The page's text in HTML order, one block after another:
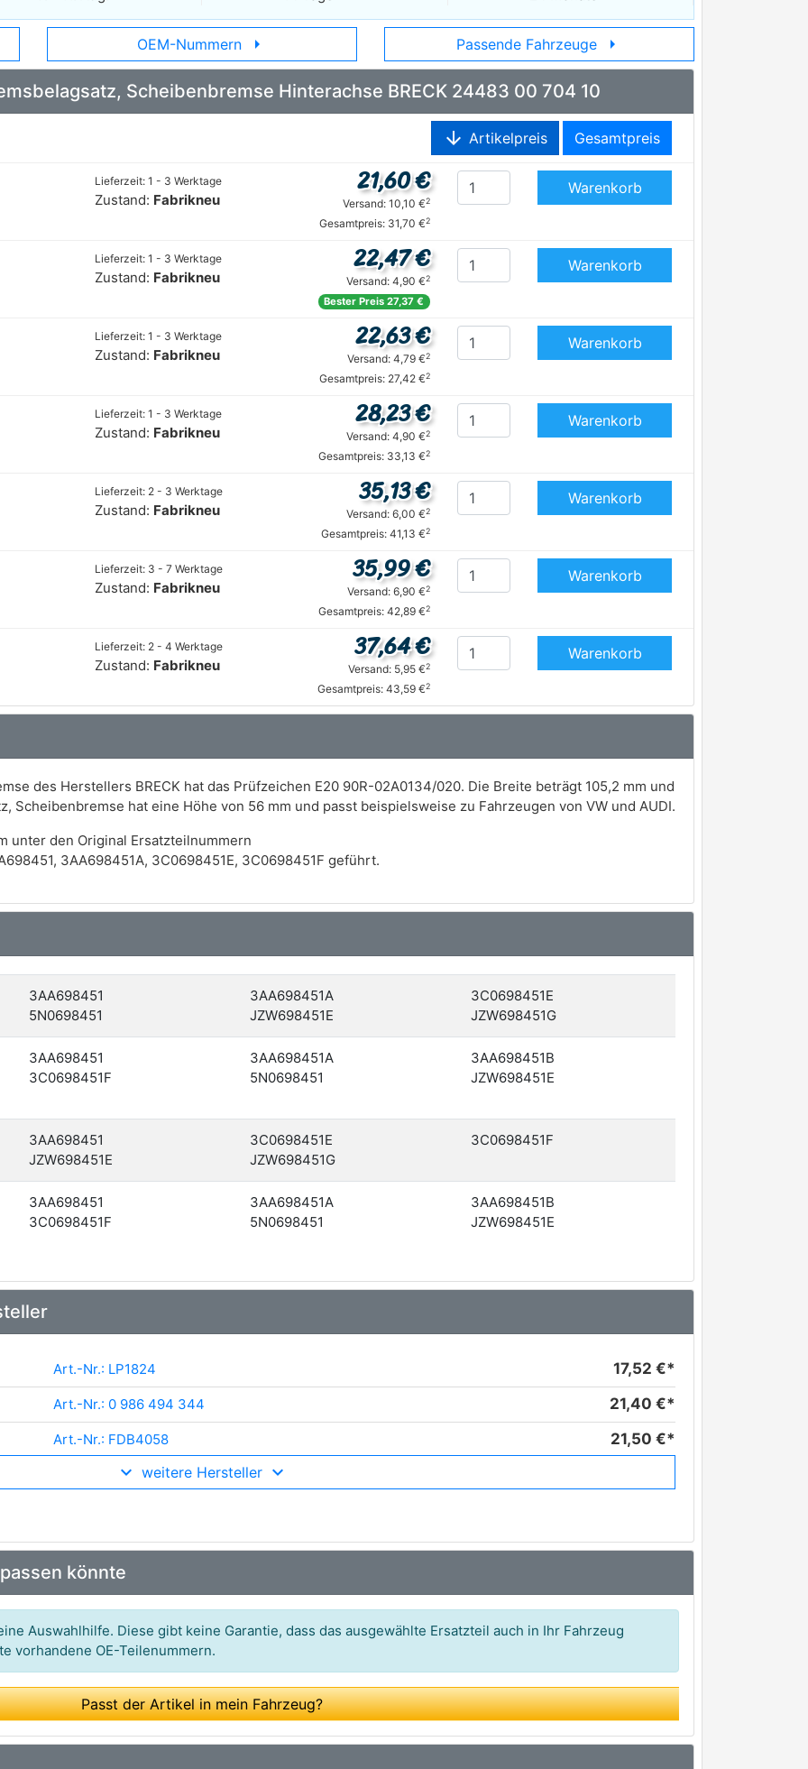
OEM-Nummern arrow_right Passende Fahrzeuge arrow_right
Scheibenbremse Hinterachse BRECK 24483 00 704 10
arrow_downward Artikelpreis Gesamtpreis
Lieferzeit: 1 - 3 Werktage
Zustand: Fabrikneu
21,60 €
Versand: 10,10 €2
Gesamtpreis: 31,70 €2
Warenkorb
Lieferzeit: 1 - 3 Werktage
Zustand: Fabrikneu
22,47 €
Versand: 4,90 €2
Bester Preis 27,37 €
Warenkorb
Lieferzeit: 1 - 3 Werktage
Zustand: Fabrikneu
22,63 €
Versand: 4,79 €2
Gesamtpreis: 27,42 €2
Warenkorb
Lieferzeit: 1 - 3 Werktage
Zustand: Fabrikneu
28,23 €
Versand: 4,90 €2
Gesamtpreis: 33,13 €2
Warenkorb
Lieferzeit: 2 - 3 Werktage
Zustand: Fabrikneu
35,13 €
Versand: 6,00 €2
Gesamtpreis: 41,13 €2
Warenkorb
Lieferzeit: 3 - 7 Werktage
Zustand: Fabrikneu
35,99 €
Versand: 6,90 €2
Gesamtpreis: 42,89 €2
Warenkorb
Lieferzeit: 2 - 4 Werktage
Zustand: Fabrikneu
37,64 €
Versand: 5,95 €2
Gesamtpreis: 43,59 €2
Warenkorb
des Herstellers BRECK hat das Prüfzeichen E20 90R-02A0134/020. Die Breite beträgt 105,2 mm und
Scheibenbremse hat eine Höhe von 56 mm und passt beispielsweise zu Fahrzeugen von VW und AUDI.
unter den Original Ersatzteilnummern
3AA698451A, 3C0698451E, 3C0698451F geführt.
3AA698451 3AA698451A
3C0698451E
5N0698451 JZW698451E JZW698451G
3AA698451 3AA698451A
3AA698451B
3C0698451F 5N0698451
JZW698451E
3AA698451 3C0698451E
3C0698451F
JZW698451E JZW698451G
3AA698451 3AA698451A
3AA698451B
3C0698451F 5N0698451
JZW698451E
Art.-Nr.: LP1824 17,52 €*
Art.-Nr.: 0 986 494 344 21,40 €*
Art.-Nr.: FDB4058 21,50 €*
Art.-Nr.: 573158J
Art.-Nr.: 13.0460-2749.2 25,86 €*
Art.-Nr.: P85109
Art.-Nr.: 2448301 27,48 €*
Art.-Nr.: 598752
Art.-Nr.: PAD1654
Art.-Nr.: MDB2888
weitere Hersteller
könnte
Auswahlhilfe. Diese gibt keine Garantie, dass das ausgewählte Ersatzteil auch in Ihr Fahrzeug
vorhandene OE-Teilenummern.
Passt der Artikel in mein Fahrzeug?